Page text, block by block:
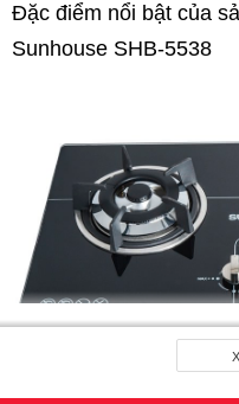
Đặc điểm nổi bật của
Sunhouse SHB-5538